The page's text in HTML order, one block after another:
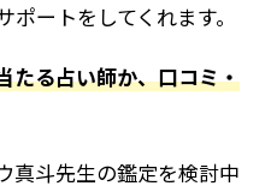
ートをしてくれます。
たる占い師か、口コミ・
真斗先生の鑑定を検討中